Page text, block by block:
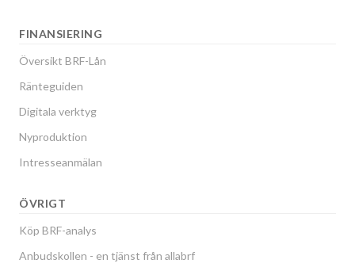
FINANSIERING
Översikt BRF-Lån
Ränteguiden
Digitala verktyg
Nyproduktion
Intresseanmälan
ÖVRIGT
Köp BRF-analys
Anbudskollen - en tjänst från allabrf